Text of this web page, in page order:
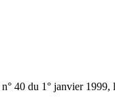
40 du 1° janvier